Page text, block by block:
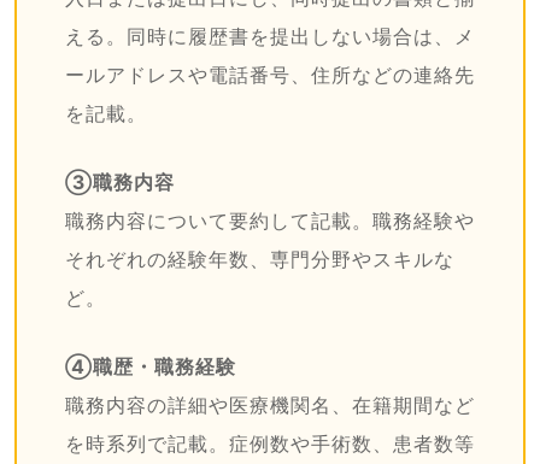
える。同時に履歴書を提出しない場合は、メ
ールアドレスや電話番号、住所などの連絡先
を記載。
③職務内容
職務内容について要約して記載。職務経験や
それぞれの経験年数、専門分野やスキルな
ど。
④職歴・職務経験
職務内容の詳細や医療機関名、在籍期間など
を時系列で記載。症例数や手術数、患者数等